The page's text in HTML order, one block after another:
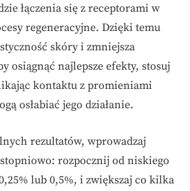
łączenia się z receptorami w
regeneracyjne. Dzięki temu
skóry i zmniejsza
osiągnąć najlepsze efekty, stosuj
kontaktu z promieniami
osłabiać jego działanie.
rezultatów, wprowadzaj
rozpocznij od niskiego
lub 0,5%, i zwiększaj co kilka